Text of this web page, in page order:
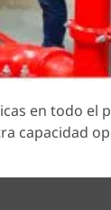
en todo el
capacidad